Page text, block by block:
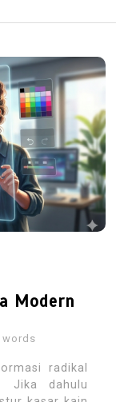
Modern
words
radikal
Jika dahulu